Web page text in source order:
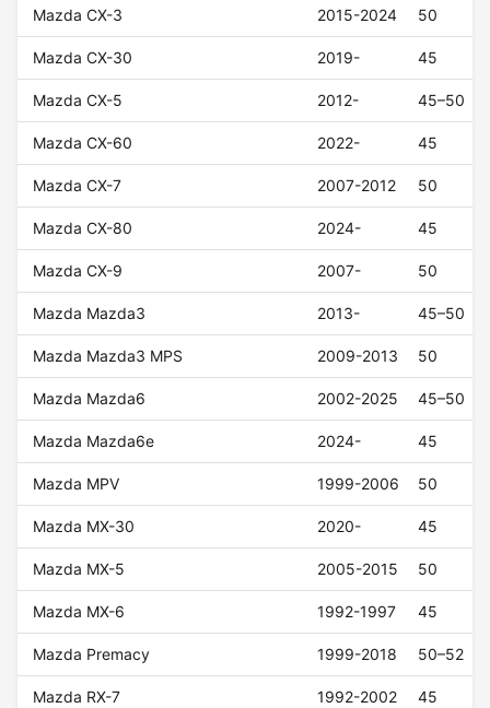
Mazda CX-3 2015-2024 50
Mazda CX-30 2019- 45
Mazda CX-5 2012- 45–50
Mazda CX-60 2022- 45
Mazda CX-7 2007-2012 50
Mazda CX-80 2024- 45
Mazda CX-9 2007- 50
Mazda Mazda3 2013- 45–50
Mazda Mazda3 MPS 2009-2013 50
Mazda Mazda6 2002-2025 45–50
Mazda Mazda6e 2024- 45
Mazda MPV 1999-2006 50
Mazda MX-30 2020- 45
Mazda MX-5 2005-2015 50
Mazda MX-6 1992-1997 45
Mazda Premacy 1999-2018 50–52
Mazda RX-7 1992-2002 45